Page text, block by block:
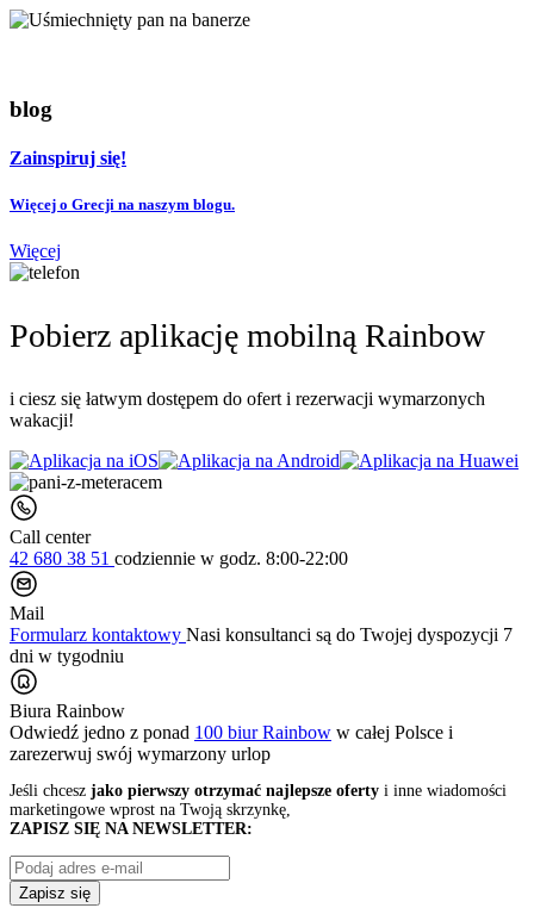
blog
Zainspiruj się!
Więcej o Grecji na naszym blogu.
Więcej
Pobierz aplikację mobilną Rainbow
i ciesz się łatwym dostępem do ofert i rezerwacji wymarzonych
wakacji!
Call center
42 680 38 51 codziennie w godz. 8:00-22:00
Mail
Formularz kontaktowy Nasi konsultanci są do Twojej dyspozycji 7
dni w tygodniu
Biura Rainbow
Odwiedź jedno z ponad 100 biur Rainbow w całej Polsce i
zarezerwuj swój wymarzony urlop
Jeśli chcesz jako pierwszy otrzymać najlepsze oferty i inne wiadomości
marketingowe wprost na Twoją skrzynkę,
ZAPISZ SIĘ NA NEWSLETTER:
Zapisz się